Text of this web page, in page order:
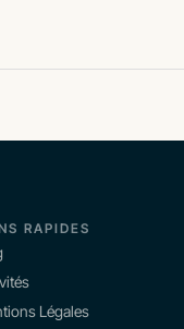
RAPIDES
Légales